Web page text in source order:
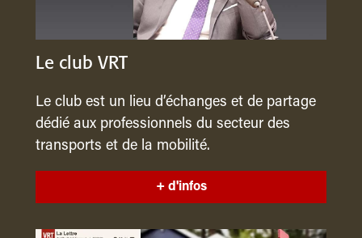
Le club VRT
Le club est un lieu d’échanges et de partage
dédié aux professionnels du secteur des
transports et de la mobilité.
+ d'infos